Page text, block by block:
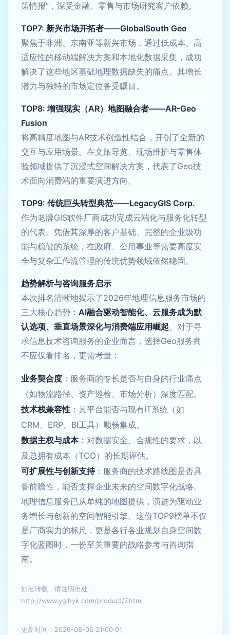
策情报”，深受金融、零售与市场研究客户依赖。
TOP7: 新兴市场开拓者——GlobalSouth Geo
聚焦于非洲、东南亚等新兴市场，通过低成本、高
适应性的移动端解决方案和本地化数据采集，成功
解决了这些地区基础地理数据缺失的痛点。其增长
潜力与独特的市场定位备受瞩目。
TOP8: 增强现实（AR）地图融合者——AR-Geo
Fusion
将高精度地图与AR技术创造性结合，开创了全新的
交互与应用场景。在文旅导览、现场维护与零售体
验领域提供了沉浸式空间解决方案，代表了Geo技
术面向消费端的重要演进方向。
TOP9: 传统巨头转型典范——LegacyGIS Corp.
作为老牌GIS软件厂商成功完成云端化与服务化转型
的代表。凭借其深厚的客户基础、完整的企业级功
能与稳健的系统，在政府、公用事业等需要高度安
全与复杂工作流管理的传统优势领域依然稳固。
趋势解析与咨询服务启示
本次排名清晰地揭示了2026年地理信息服务市场的
三大核心趋势： AI融合驱动智能化、云服务成为默
认选项、垂直场景深化与消费端应用崛起。对于寻
求信息技术咨询服务的企业而言，选择Geo服务商
不应仅看排名，更需考量：
业务契合度 ：服务商的专长是否与自身的行业痛点
（如物流路径、资产巡检、市场分析）深度匹配。
技术栈兼容性 ：其平台能否与现有IT系统（如
CRM、ERP、BI工具）顺畅集成。
数据主权与成本：对数据安全、合规性的要求，以
及总拥有成本（TCO）的长期评估。
可扩展性与创新支持：服务商的技术路线图是否具
备前瞻性，能否支撑企业未来的空间数字化战略。
地理信息服务已从单纯的地图提供，演进为驱动业
务增长与创新的空间智能引擎。这份TOP9榜单不仅
是厂商实力的标尺，更是各行各业规划自身空间数
字化蓝图时，一份至关重要的战略参考与咨询指
南。
如若转载，请注明出处：
http://www.yglhyk.com/product/7.html
更新时间：2026-08-06 21:00:01